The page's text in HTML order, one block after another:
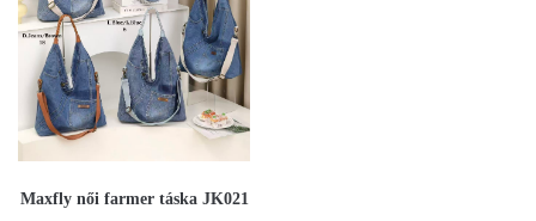
Maxfly női farmer táska JK021